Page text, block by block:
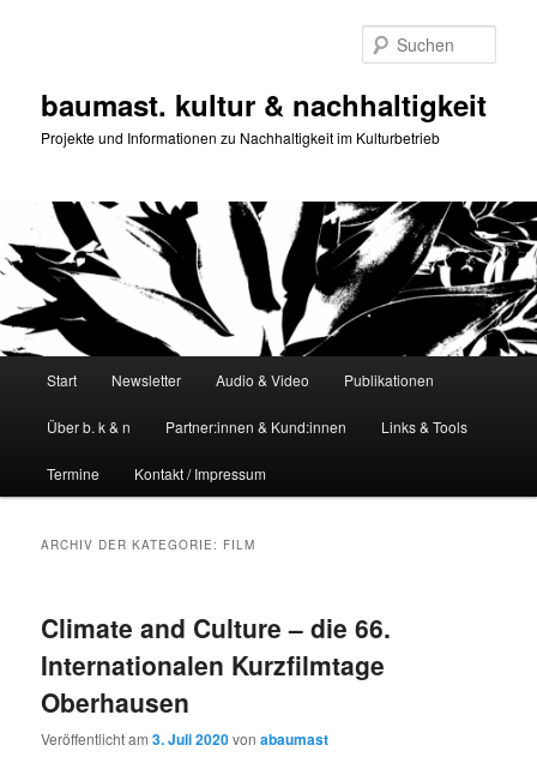
baumast. kultur & nachhaltigkeit
Projekte und Informationen zu Nachhaltigkeit im Kulturbetrieb
Start Newsletter Audio & Video Publikationen
Über b. k & n Partner:innen & Kund:innen Links & Tools
Termine Kontakt / Impressum
ARCHIV DER KATEGORIE: FILM
Climate and Culture – die 66.
Internationalen Kurzfilmtage
Oberhausen
Veröffentlicht am3. Juli 2020vonabaumast